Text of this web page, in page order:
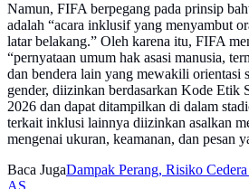
Namun, FIFA berpegang pada prinsip
adalah “acara inklusif yang menyambut
latar belakang.” Oleh karena itu, FIFA
“pernyataan umum hak asasi manusia,
dan bendera lain yang mewakili orientasi
gender, diizinkan berdasarkan Kode Etik
2026 dan dapat ditampilkan di dalam
terkait inklusi lainnya diizinkan asalkan
mengenai ukuran, keamanan, dan pesan
Baca JugaDampak Perang, Risiko
AS